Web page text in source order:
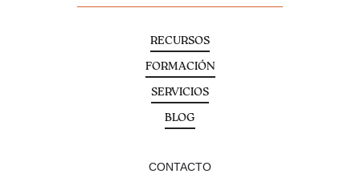
RECURSOS
FORMACIÓN
SERVICIOS
BLOG
CONTACTO